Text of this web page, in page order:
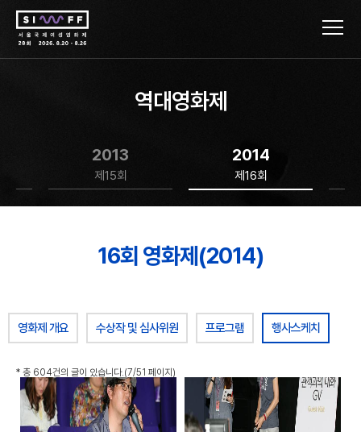
역대영화제
2013
제15회
2014
제16회
16회 영화제(2014)
영화제 개요 수상작 및 심사위원 프로그램 행사스케치
* 총 604건의 글이 있습니다.(7/51 페이지)